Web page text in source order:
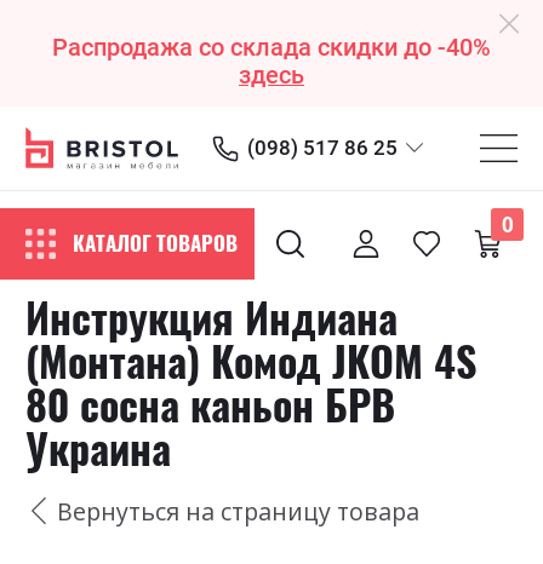
Распродажа со склада скидки до -40%
здесь
(098) 517 86 25
КАТАЛОГ ТОВАРОВ
0
Инструкция Индиана
(Монтана) Комод JKOM 4S
80 сосна каньон БРВ
Украина
Вернуться на страницу товара